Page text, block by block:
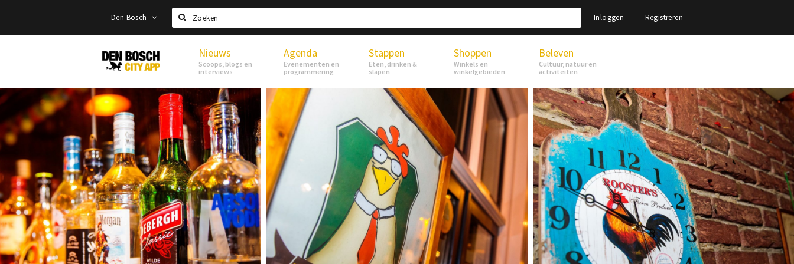
Den Bosch
Zoeken
Inloggen Registreren
Den
Bosch
Nieuws
Scoops, blogs en
interviews
Agenda
Evenementen en
programmering
Stappen
Eten, drinken &
slapen
Shoppen
Winkels en
winkelgebieden
Beleven
Cultuur, natuur en
activiteiten